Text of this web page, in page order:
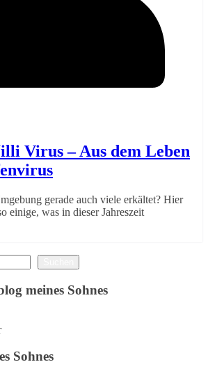
Virus – Aus dem Leben
gerade auch viele erkältet? Hier
einige, was in dieser Jahreszeit
meines Sohnes
Sohnes